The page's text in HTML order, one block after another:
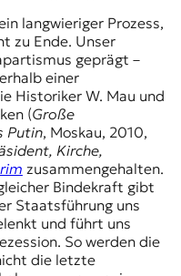
langwieriger Prozess,
zu Ende. Unser
geprägt –
einer
Historiker W. Mau und
(Große
Putin, Moskau, 2010,
Kirche,
zusammengehalten.
Bindekraft gibt
Staatsführung uns
und führt uns
So werden die
die letzte